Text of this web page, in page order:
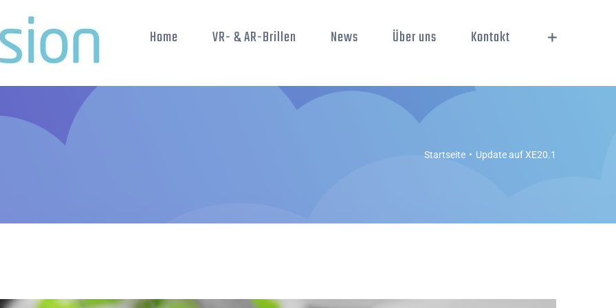
Home VR- & AR-Brillen News Über uns Kontakt
Startseite Update auf XE20.1